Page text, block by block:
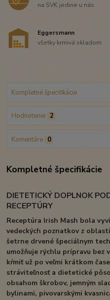
na SVK jedine u nás
Eggersmann
všetky krmivá skladom
Kompletné špecifikácie
Hodnotenie 2
Komentáre 0
Kompletné špecifikácie
DIETETICKÝ DOPLNOK
RECEPTÚRY
Receptúra ​​Irish Mash bola
vedeckých poznatkov z
šetrne drvené špeciálnym
umožňuje rýchlu prípravu bez
kŕmiť už po veľmi krátkom
stráviteľnosť a dietetické
obsahom škrobov, jemným
bylinami, pivovarskými